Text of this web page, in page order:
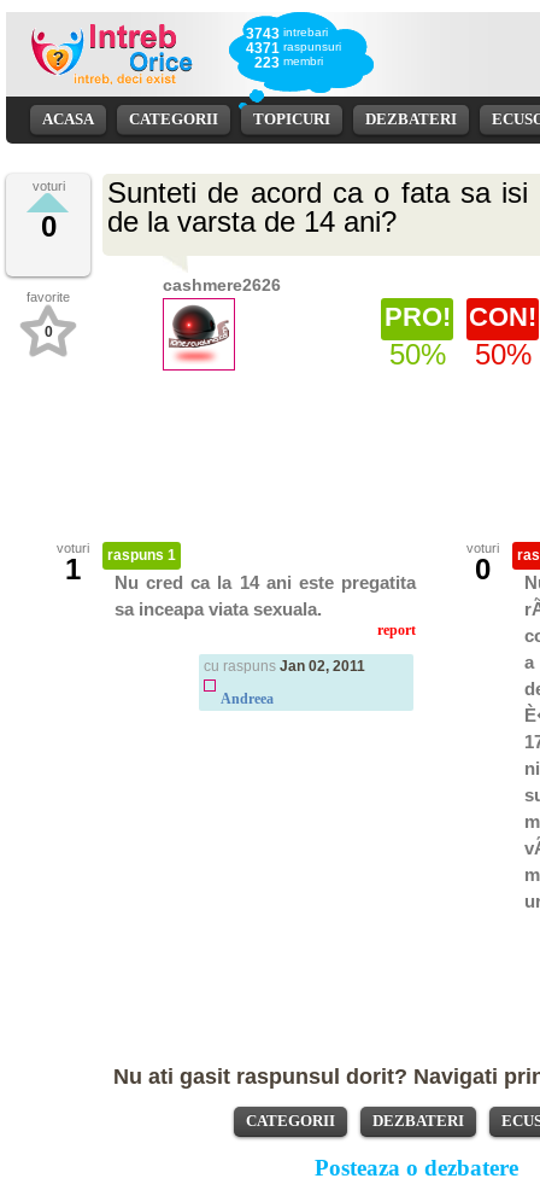
3743
4371
223
intrebari
raspunsuri
membri
ACASA CATEGORII TOPICURI DEZBATERI
voturi
0
favorite
0
Sunteti de acord ca o fata sa isi
de la varsta de 14 ani?
cashmere2626
PRO!
50%
CON!
50%
voturi
1 raspuns 1
Nu cred ca la 14 ani este pregatita
sa inceapa viata sexuala.
report
cu raspuns Jan 02, 2011
Andreea
voturi
0
a
Nu ati gasit raspunsul dorit? Navigati
CATEGORII DEZBATERI
Posteaza o dezbatere